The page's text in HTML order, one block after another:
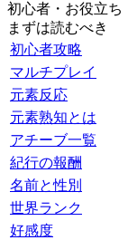
初心者・お役立ち
まずは読むべき
初心者攻略
マルチプレイ
元素反応
元素熟知とは
アチーブ一覧
紀行の報酬
名前と性別
世界ランク
好感度